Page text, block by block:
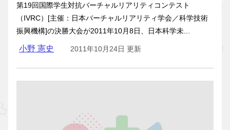
第19回国際学生対抗バーチャルリアリティコンテスト
（IVRC）[主催：日本バーチャルリアリティ学会／科学技術
振興機構]の決勝大会が2011年10月8日、日本科学未...
小野 憲史 2011年10月24日 更新